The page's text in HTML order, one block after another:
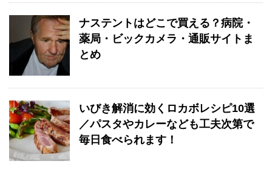
ナステントはどこで買える？病院・
薬局・ビックカメラ・通販サイトま
とめ
いびき解消に効くロカボレシピ10選
／パスタやカレーなども工夫次第で
毎日食べられます！